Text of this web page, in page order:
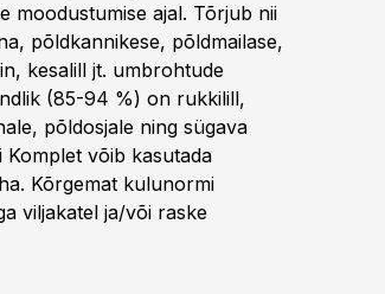
moodustumise ajal. Tõrjub nii
põldkannikese, põldmailase,
kesalill jt. umbrohtude
(85-94 %) on rukkilill,
põldosjale ning sügava
võib kasutada
Kõrgemat kulunormi
viljakatel ja/või raske